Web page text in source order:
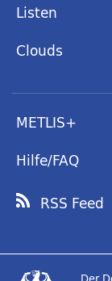
Listen
Clouds
METLIS+
Hilfe/FAQ
RSS Feed